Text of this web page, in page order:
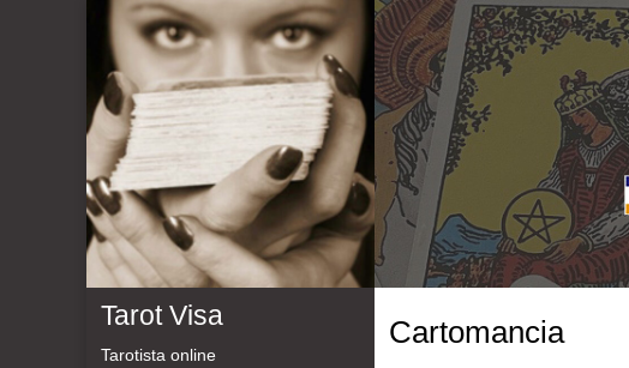
Tarot Visa
Tarotista online
Cartomancia